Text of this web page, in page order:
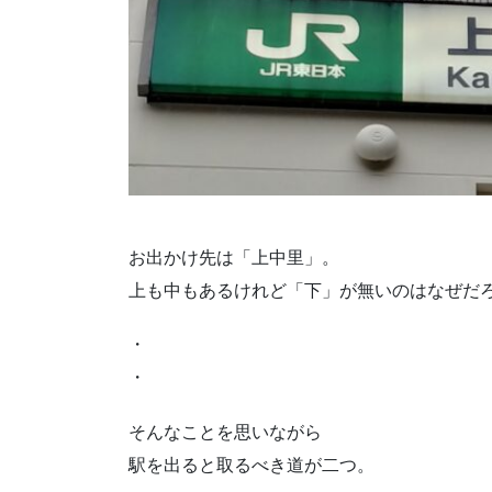
お出かけ先は「上中里」。
上も中もあるけれど「下」が無いのはなぜだ
・
・
そんなことを思いながら
駅を出ると取るべき道が二つ。